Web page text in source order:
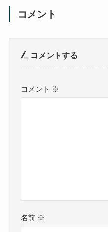
コメント
コメントする
コメント ※
名前 ※